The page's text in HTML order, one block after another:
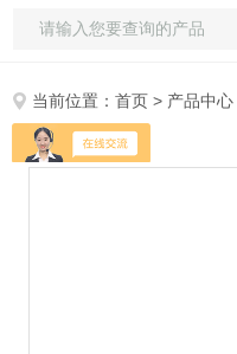
当前位置：首页 > 产品中心